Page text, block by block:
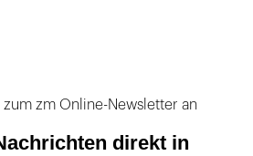
zm Online-Newsletter an
direkt in